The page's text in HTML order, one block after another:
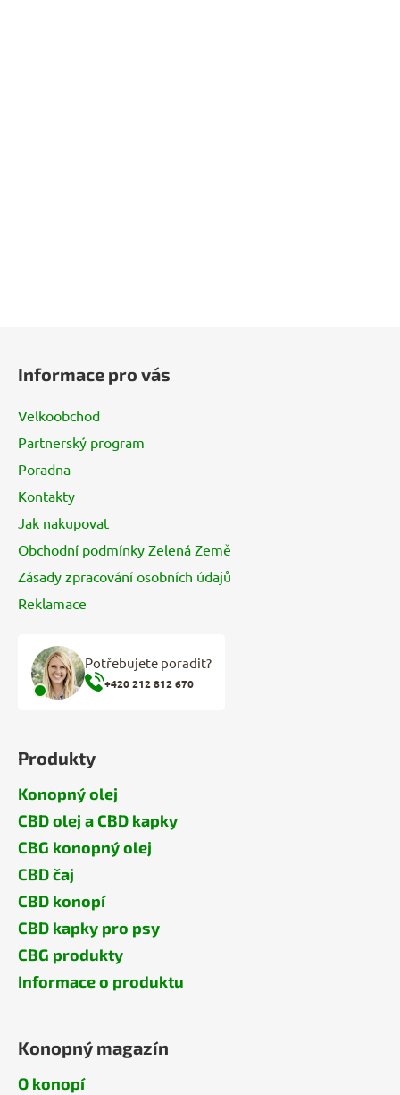
Informace pro vás
Velkoobchod
Partnerský program
Poradna
Kontakty
Jak nakupovat
Obchodní podmínky Zelená Země
Zásady zpracování osobních údajů
Reklamace
Potřebujete poradit?
+420 212 812 670
Produkty
Konopný olej
CBD olej a CBD kapky
CBG konopný olej
CBD čaj
CBD konopí
CBD kapky pro psy
CBG produkty
Informace o produktu
Konopný magazín
O konopí